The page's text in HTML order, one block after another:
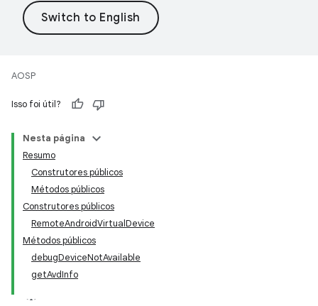
AOSP
Isso foi útil?
Nesta página
Resumo
Construtores públicos
Métodos públicos
Construtores públicos
RemoteAndroidVirtualDevice
Métodos públicos
debugDeviceNotAvailable
getAvdInfo